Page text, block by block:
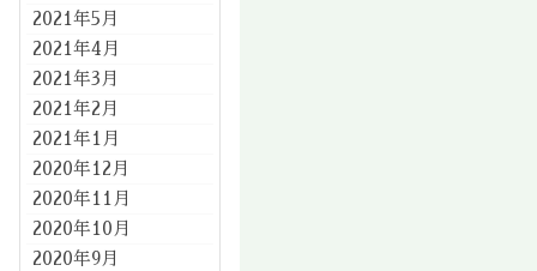
2021年5月
2021年4月
2021年3月
2021年2月
2021年1月
2020年12月
2020年11月
2020年10月
2020年9月